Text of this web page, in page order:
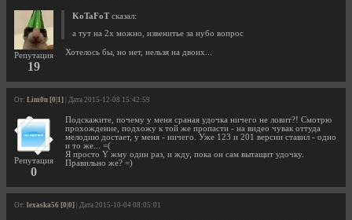
Репутация
19
KoTaFoTсказал:
а тут на 2х можно, извенитье за нубо вопрос
Хотелось бы, но нет, нельзя на двоих...
От: Lim0n [0|1] | Дата 2015-12-08 15:42:59
Репутация
0
Подскажите, почему у меня сраная удочка ничего не ловит?! Смотрю
прохождение, подхожу к той же пропасти - на видео чувак оттуда
мелодию достает, у меня - ничего. Уже 123 и 201 версии ставил - одно
и то же... =(
Я просто Y жму один раз, и жду, пока он сам вытащит удочку.
Правильно же? =)
От: lexaska56 [0|0] | Дата 2015-10-04 08:05:01